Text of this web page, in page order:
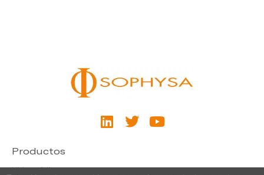
Productos
Hidrocefalia